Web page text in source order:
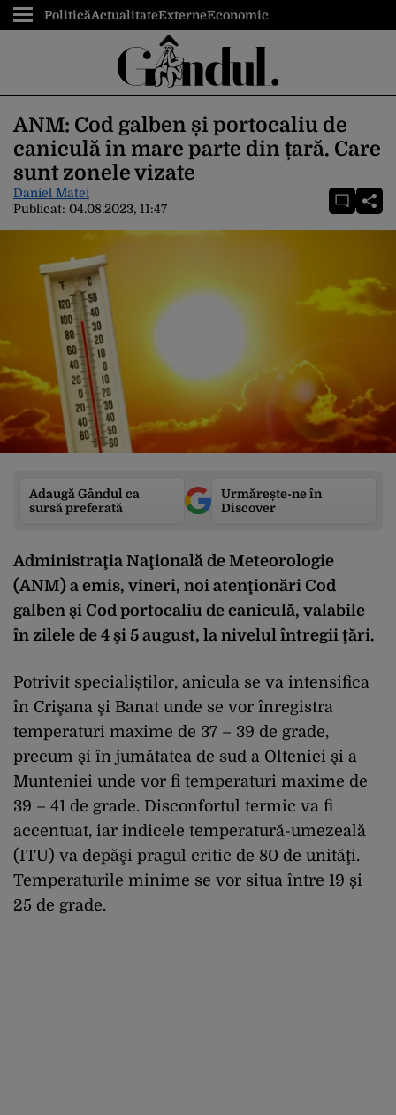
PoliticăActualitateExterneEconomic
ANM: Cod galben și portocaliu de
caniculă în mare parte din țară. Care
sunt zonele vizate
Daniel Matei
Publicat: 04.08.2023, 11:47
Adaugă Gândul ca
sursă preferată
Urmărește-ne în
Discover
Administraţia Naţională de Meteorologie
(ANM) a emis, vineri, noi atenţionări Cod
galben şi Cod portocaliu de caniculă, valabile
în zilele de 4 şi 5 august, la nivelul întregii ţări.
Potrivit specialiștilor, anicula se va intensifica
în Crişana şi Banat unde se vor înregistra
temperaturi maxime de 37 – 39 de grade,
precum şi în jumătatea de sud a Olteniei şi a
Munteniei unde vor fi temperaturi maxime de
39 – 41 de grade. Disconfortul termic va fi
accentuat, iar indicele temperatură-umezeală
(ITU) va depăşi pragul critic de 80 de unităţi.
Temperaturile minime se vor situa între 19 şi
25 de grade.